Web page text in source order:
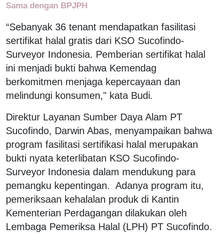
Sama dengan BPJPH
“Sebanyak 36 tenant mendapatkan fasilitasi
sertifikat halal gratis dari KSO Sucofindo-
Surveyor Indonesia. Pemberian sertifikat halal
ini menjadi bukti bahwa Kemendag
berkomitmen menjaga kepercayaan dan
melindungi konsumen," kata Budi.
Direktur Layanan Sumber Daya Alam PT
Sucofindo, Darwin Abas, menyampaikan bahwa
program fasilitasi sertifikasi halal merupakan
bukti nyata keterlibatan KSO Sucofindo-
Surveyor Indonesia dalam mendukung para
pemangku kepentingan. Adanya program itu,
pemeriksaan kehalalan produk di Kantin
Kementerian Perdagangan dilakukan oleh
Lembaga Pemeriksa Halal (LPH) PT Sucofindo.